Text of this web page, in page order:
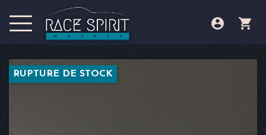
shopping_cart

RUPTURE DE STOCK